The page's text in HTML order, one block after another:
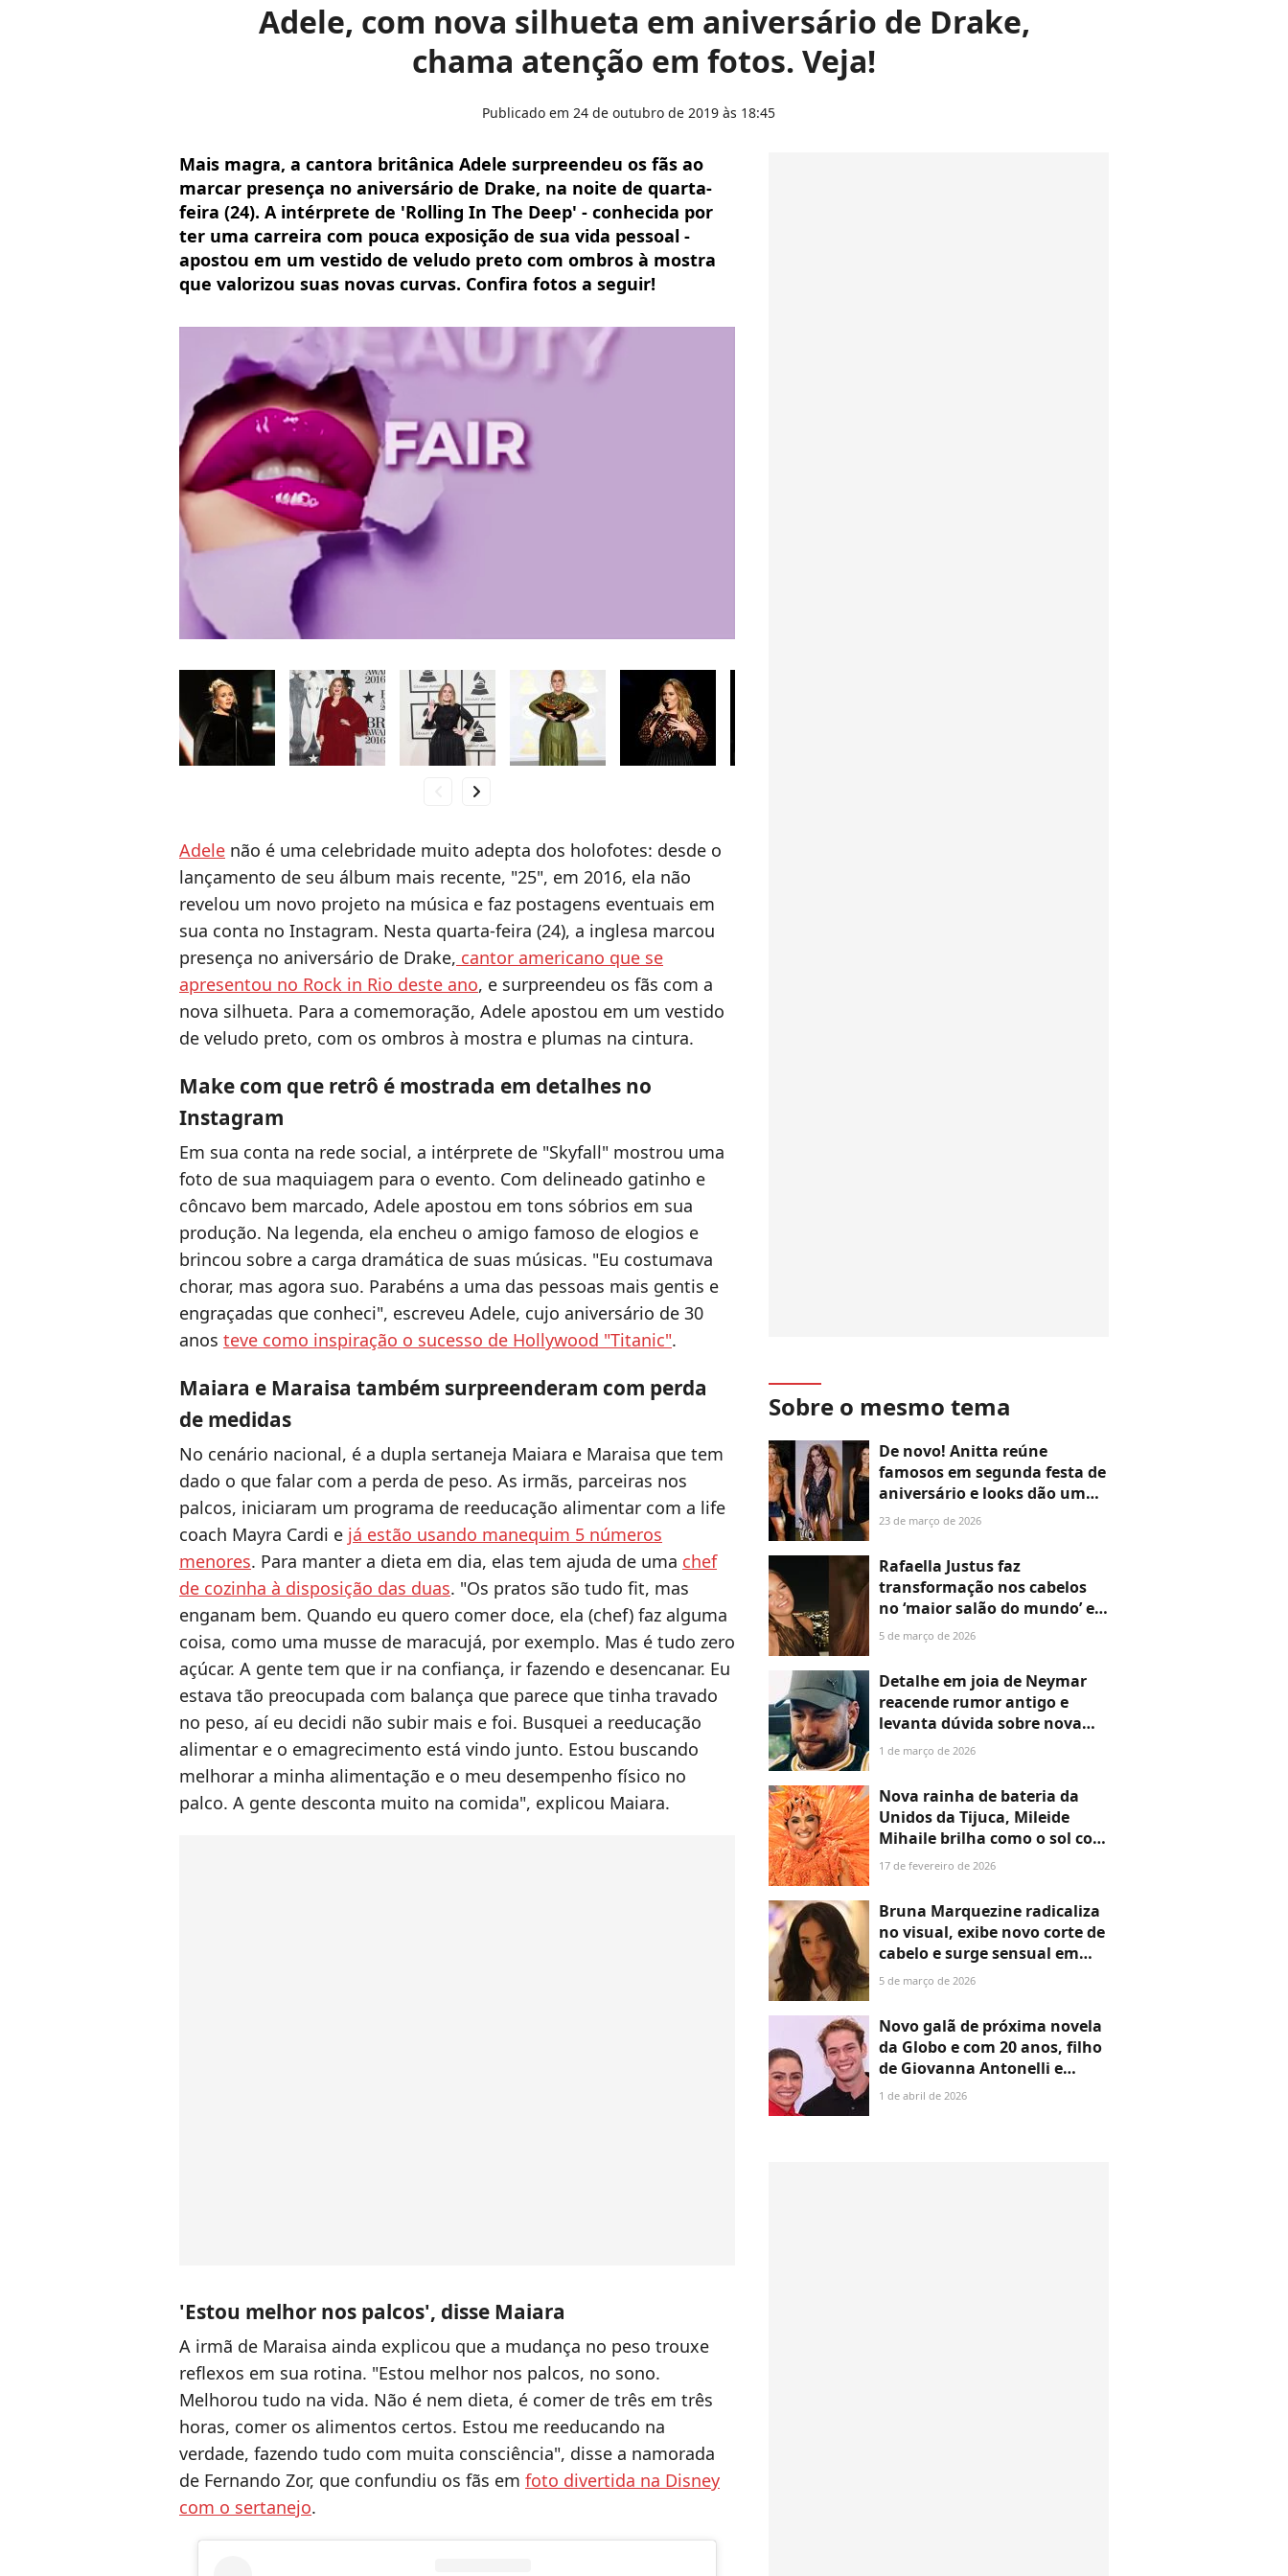
Adele, com nova silhueta em aniversário de Drake,
chama atenção em fotos. Veja!
Publicado em 24 de outubro de 2019 às 18:45
Mais magra, a cantora britânica Adele surpreendeu os fãs ao
marcar presença no aniversário de Drake, na noite de quarta-
feira (24). A intérprete de 'Rolling In The Deep' - conhecida por
ter uma carreira com pouca exposição de sua vida pessoal -
apostou em um vestido de veludo preto com ombros à mostra
que valorizou suas novas curvas. Confira fotos a seguir!
chevron_right
Adele não é uma celebridade muito adepta dos holofotes: desde o
lançamento de seu álbum mais recente, "25", em 2016, ela não
revelou um novo projeto na música e faz postagens eventuais em
sua conta no Instagram. Nesta quarta-feira (24), a inglesa marcou
presença no aniversário de Drake, cantor americano que se
apresentou no Rock in Rio deste ano, e surpreendeu os fãs com a
nova silhueta. Para a comemoração, Adele apostou em um vestido
de veludo preto, com os ombros à mostra e plumas na cintura.
Make com que retrô é mostrada em detalhes no
Instagram
Em sua conta na rede social, a intérprete de "Skyfall" mostrou uma
foto de sua maquiagem para o evento. Com delineado gatinho e
côncavo bem marcado, Adele apostou em tons sóbrios em sua
produção. Na legenda, ela encheu o amigo famoso de elogios e
brincou sobre a carga dramática de suas músicas. "Eu costumava
chorar, mas agora suo. Parabéns a uma das pessoas mais gentis e
engraçadas que conheci", escreveu Adele, cujo aniversário de 30
anos teve como inspiração o sucesso de Hollywood "Titanic".
Maiara e Maraisa também surpreenderam com perda
de medidas
No cenário nacional, é a dupla sertaneja Maiara e Maraisa que tem
dado o que falar com a perda de peso. As irmãs, parceiras nos
palcos, iniciaram um programa de reeducação alimentar com a life
coach Mayra Cardi e já estão usando manequim 5 números
menores. Para manter a dieta em dia, elas tem ajuda de uma chef
de cozinha à disposição das duas. "Os pratos são tudo fit, mas
enganam bem. Quando eu quero comer doce, ela (chef) faz alguma
coisa, como uma musse de maracujá, por exemplo. Mas é tudo zero
açúcar. A gente tem que ir na confiança, ir fazendo e desencanar. Eu
estava tão preocupada com balança que parece que tinha travado
no peso, aí eu decidi não subir mais e foi. Busquei a reeducação
alimentar e o emagrecimento está vindo junto. Estou buscando
melhorar a minha alimentação e o meu desempenho físico no
palco. A gente desconta muito na comida", explicou Maiara.
'Estou melhor nos palcos', disse Maiara
A irmã de Maraisa ainda explicou que a mudança no peso trouxe
reflexos em sua rotina. "Estou melhor nos palcos, no sono.
Melhorou tudo na vida. Não é nem dieta, é comer de três em três
horas, comer os alimentos certos. Estou me reeducando na
verdade, fazendo tudo com muita consciência", disse a namorada
de Fernando Zor, que confundiu os fãs em foto divertida na Disney
com o sertanejo.
Sobre o mesmo tema
De novo! Anitta reúne
famosos em segunda festa de
aniversário e looks dão um
baile no Lollapalooza; veja
Massafera e mais
23 de março de 2026
Rafaella Justus faz
transformação nos cabelos
no ‘maior salão do mundo’ e
adota franja cortininha. Veja
5 de março de 2026
Detalhe em joia de Neymar
reacende rumor antigo e
levanta dúvida sobre nova
filha do jogador. Veja a foto!
1 de março de 2026
Nova rainha de bateria da
Unidos da Tijuca, Mileide
Mihaile brilha como o sol com
fantasia cheia de efeitos
17 de fevereiro de 2026
Bruna Marquezine radicaliza
no visual, exibe novo corte de
cabelo e surge sensual em
fotos de 'topless'. Veja antes e
5 de março de 2026
Novo galã de próxima novela
da Globo e com 20 anos, filho
de Giovanna Antonelli e
Murilo Benício chama
1 de abril de 2026